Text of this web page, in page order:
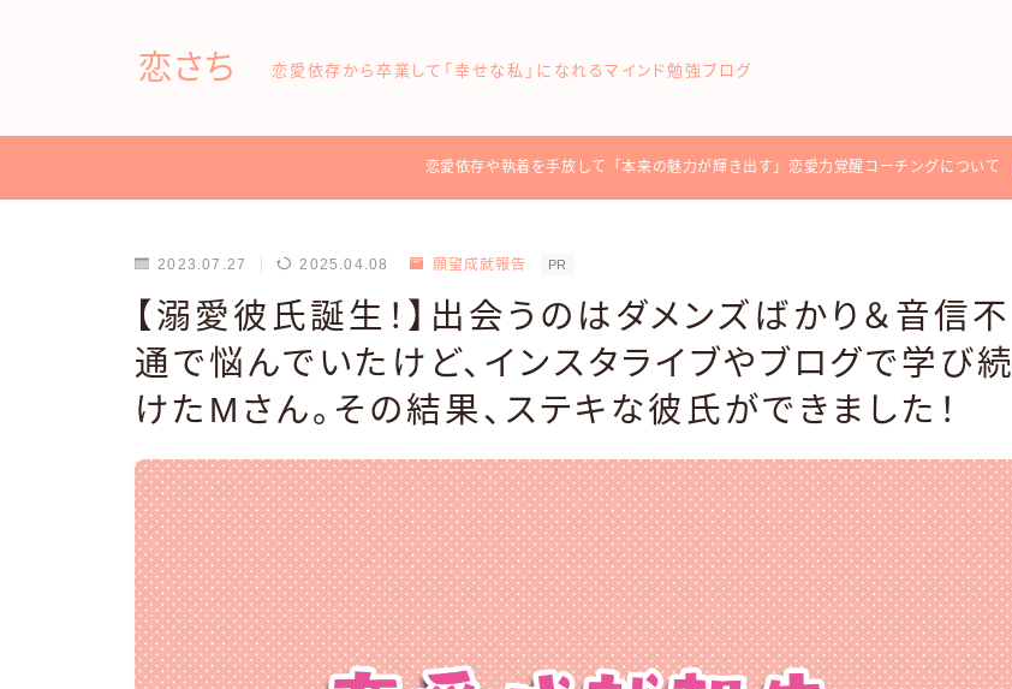
恋さち 恋愛依存から卒業して「幸せな私」になれるマインド勉強ブログ
恋愛依存や執着を手放して「本来の魅力が輝き出す」恋愛力覚醒コーチングについて
2023.07.27 2025.04.08 願望成就報告 PR
【溺愛彼氏誕生！】出会うのはダメンズばかり＆音信不
通で悩んでいたけど、インスタライブやブログで学び続
けたMさん。その結果、ステキな彼氏ができました！